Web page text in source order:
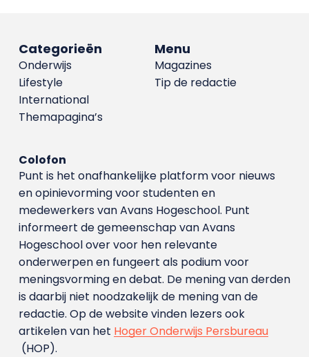
Menu
Magazines
Tip de redactie
Categorieën
Onderwijs
Lifestyle
International
Themapagina’s
Colofon
Punt is het onafhankelijke platform voor nieuws
en opinievorming voor studenten en
medewerkers van Avans Hoge­school. Punt
informeert de gemeenschap van Avans
Hogeschool over voor hen relevante
onderwerpen en fungeert als podium voor
meningsvorming en debat. De mening van derden
is daarbij niet noodzakelijk de mening van de
redactie. Op de website vinden lezers ook
artikelen van het Hoger Onderwijs Persbureau
(HOP).